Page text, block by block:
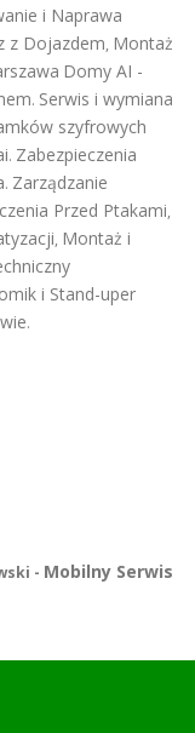
i Naprawa
z Dojazdem, Montaż
Domy AI -
. Serwis i wymiana
szyfrowych
. Zabezpieczenia
. Zarządzanie
Przed Ptakami,
, Montaż i
i Stand-uper
.
- Mobilny Serwis